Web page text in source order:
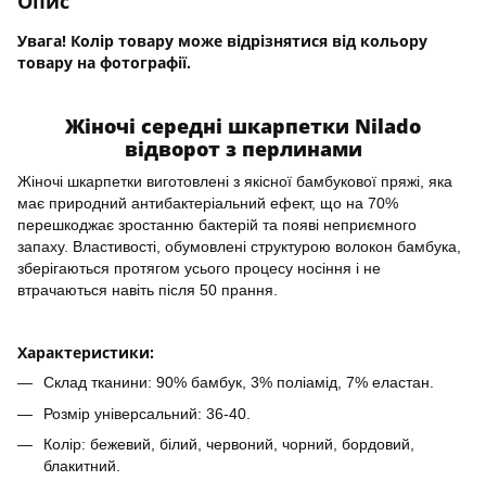
Увага! Колір товару може відрізнятися від кольору
товару на фотографії.
Жіночі середні шкарпетки Nilado
відворот з перлинами
Жіночі шкарпетки виготовлені з якісної бамбукової пряжі, яка
має природний антибактеріальний ефект, що на 70%
перешкоджає зростанню бактерій та появі неприємного
запаху. Властивості, обумовлені структурою волокон бамбука,
зберігаються протягом усього процесу носіння і не
втрачаються навіть після 50 прання.
Характеристики:
Склад тканини: 90% бамбук, 3% поліамід, 7% еластан.
Розмір універсальний: 36-40.
Колір: бежевий, білий, червоний, чорний, бордовий,
блакитний.